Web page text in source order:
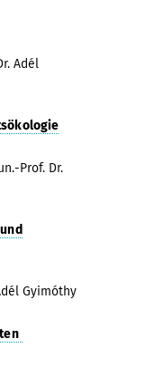
Adél
Prof. Dr.
Gyimóthy